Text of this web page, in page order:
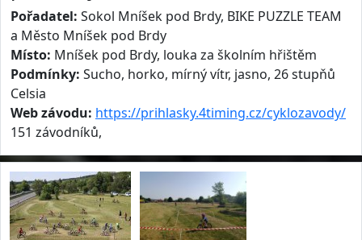
Pořadatel: Sokol Mníšek pod Brdy, BIKE PUZZLE TEAM
a Město Mníšek pod Brdy
Místo: Mníšek pod Brdy, louka za školním hřištěm
Podmínky: Sucho, horko, mírný vítr, jasno, 26 stupňů
Celsia
Web závodu: https://prihlasky.4timing.cz/cyklozavody/
151 závodníků,